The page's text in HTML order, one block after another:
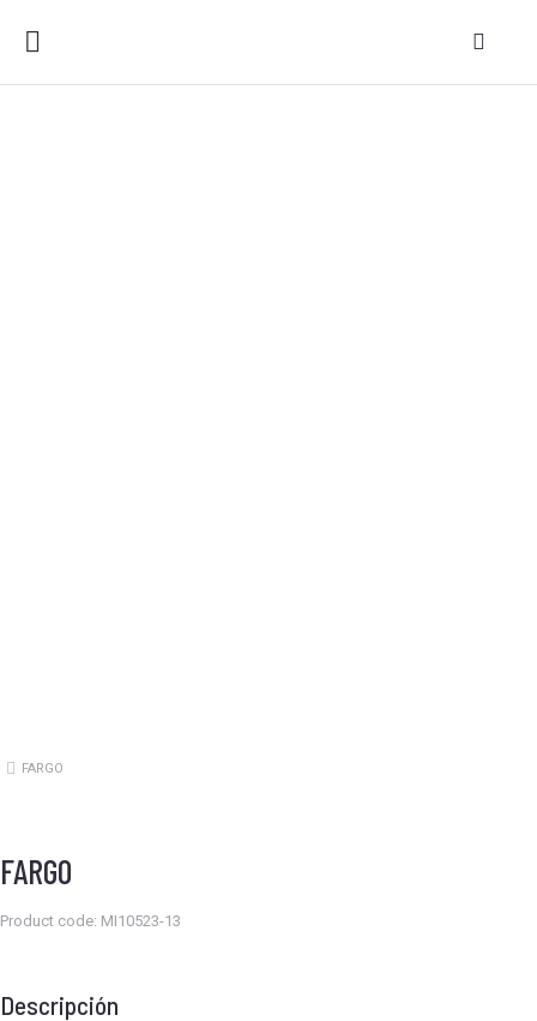
Estás aquí:
FARGO
FARGO
Product code: MI10523-13
Descripción